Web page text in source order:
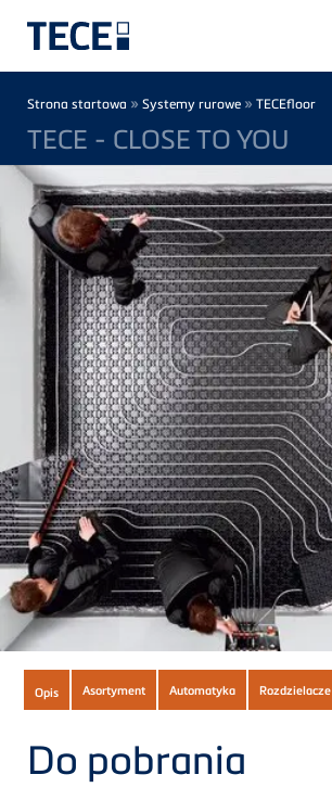
Breadcrumb
Strona startowa » Systemy rurowe » TECEfloor
TECE - CLOSE TO YOU
Subnavigation
of
current
Product
Opis Asortyment Automatyka Rozdzielacze
Do pobrania